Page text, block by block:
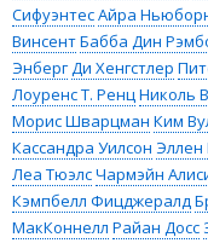
СифуэнтесАйра
ВинсентБабба Дин
ЭнбергДи Хенгстлер
Лоуренс Т. РенцНиколь
Морис Шварцман Ким
Кассандра Уилсон
Леа ТюэлсЧармэйн
Кэмпбелл Фицджералд
МакКоннелл Райан Досс